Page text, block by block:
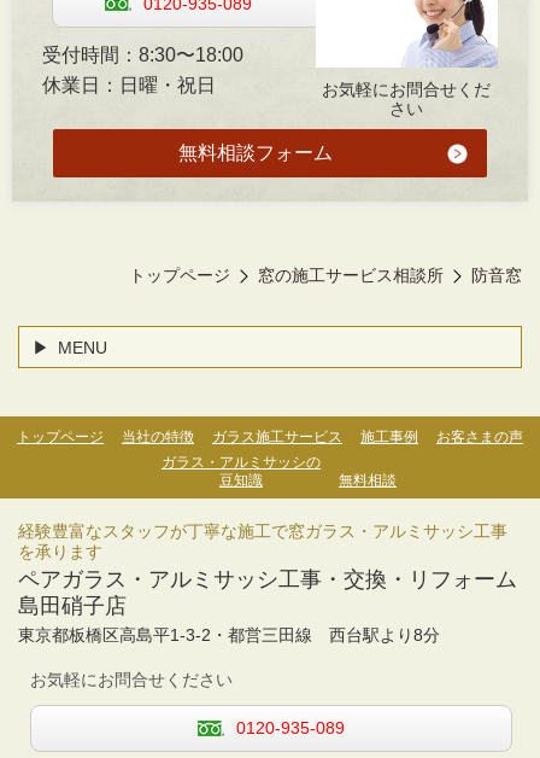
お気軽にお問合せくだ
さい
受付時間：8:30〜18:00
休業日：日曜・祝日
無料相談フォーム
トップページ 窓の施工サービス相談所 防音窓
MENU
トップページ 当社の特徴 ガラス施工サービス 施工事例
お客さまの声
ガラス・アルミサッシの
豆知識
無料相談
経験豊富なスタッフが丁寧な施工で窓ガラス・アルミサッシ工事
を承ります
ペアガラス・アルミサッシ工事・交換・リフォーム
島田硝子店
東京都板橋区高島平1-3-2・ 都営三田線 西台駅より8分
お気軽にお問合せください
0120-935-089